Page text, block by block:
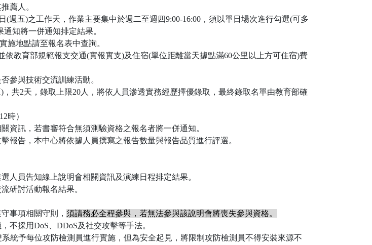
薦人。
(週五)之工作天，作業主要集中於週二至週四9:00-16:00，須以單日場次進行勾選(可多
知將一併通知排定結果。
施地點請至報名表中查詢。
依教育部規範報支交通(實報實支)及住宿(單位距離當天據點滿60公里以上方可住宿)費
參與技術交流訓練活動。
共2天，錄取上限20人，將依人員滲透實務經歷擇優錄取，最終錄取名單由教育部確
時）
資訊，若書審符合無須測驗資格之報名者將一併通知。
報告，本中心將依據人員撰寫之報告數量與報告品質進行評選。
人員告知線上說明會相關資訊及演練日程排定結果。
研討活動報名結果。
事項相關守則， 須請務必全程參與，若無法參與該說明會將喪失參與資格。
不採用DoS、DDoS及社交攻擊等手法。
統予每位攻防檢測員進行實施，但為安全起見，將限制攻防檢測員不得安裝來源不